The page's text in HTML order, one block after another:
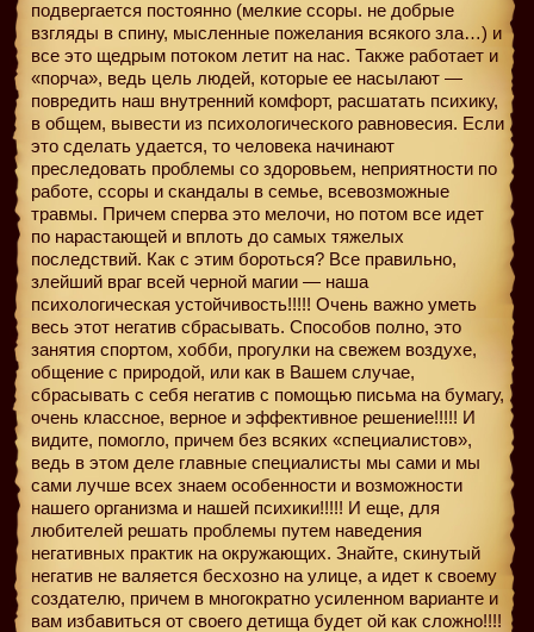
подвергается постоянно (мелкие ссоры. не добрые
взгляды в спину, мысленные пожелания всякого зла…) и
все это щедрым потоком летит на нас. Также работает и
«порча», ведь цель людей, которые ее насылают —
повредить наш внутренний комфорт, расшатать психику,
в общем, вывести из психологического равновесия. Если
это сделать удается, то человека начинают
преследовать проблемы со здоровьем, неприятности по
работе, ссоры и скандалы в семье, всевозможные
травмы. Причем сперва это мелочи, но потом все идет
по нарастающей и вплоть до самых тяжелых
последствий. Как с этим бороться? Все правильно,
злейший враг всей черной магии — наша
психологическая устойчивость!!!!! Очень важно уметь
весь этот негатив сбрасывать. Способов полно, это
занятия спортом, хобби, прогулки на свежем воздухе,
общение с природой, или как в Вашем случае,
сбрасывать с себя негатив с помощью письма на бумагу,
очень классное, верное и эффективное решение!!!!! И
видите, помогло, причем без всяких «специалистов»,
ведь в этом деле главные специалисты мы сами и мы
сами лучше всех знаем особенности и возможности
нашего организма и нашей психики!!!!! И еще, для
любителей решать проблемы путем наведения
негативных практик на окружающих. Знайте, скинутый
негатив не валяется бесхозно на улице, а идет к своему
создателю, причем в многократно усиленном варианте и
вам избавиться от своего детища будет ой как сложно!!!!